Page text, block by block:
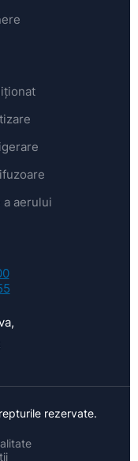
a aerului
rezervate.